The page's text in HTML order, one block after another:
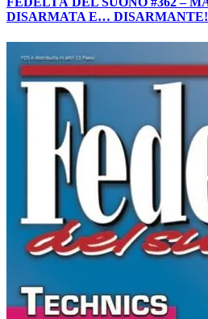
DISARMATA E… DISARMANTE!